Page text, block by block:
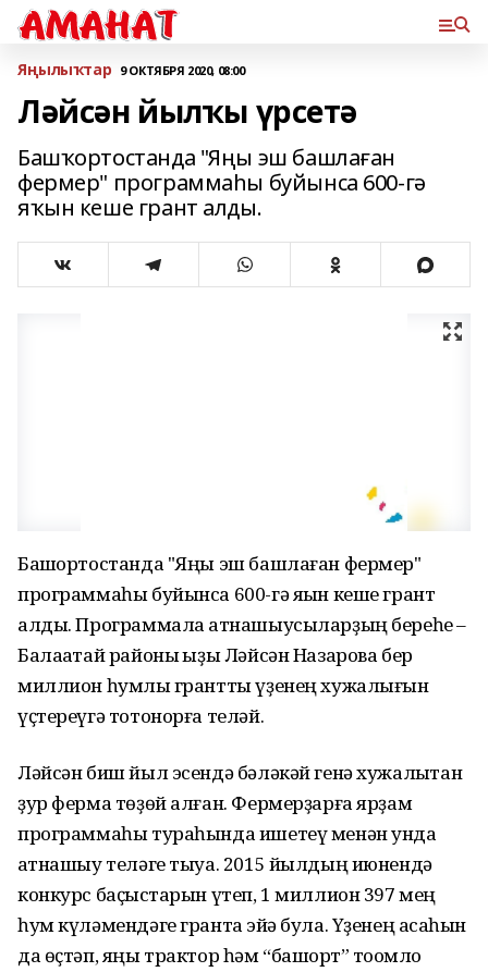
Яңылыҡтар 9 ОКТЯБРЯ 2020, 08:00
Ләйсән йылҡы үрсетә
Башҡортостанда "Яңы эш башлаған
фермер" программаһы буйынса 600-гә
яҡын кеше грант алды.
Башҡортостанда "Яңы эш башлаған фермер"
программаһы буйынса 600-гә яҡын кеше грант
алды. Программала ҡатнашыусыларҙың береһе –
Балаҡатай районы ҡыҙы Ләйсән Назарова бер
миллион һумлыҡ грантты үҙенең хужалығын
үҫтереүгә тотонорға теләй.
Ләйсән биш йыл эсендә бәләкәй генә хужалыҡтан
ҙур ферма төҙөй алған. Фермерҙарға ярҙам
программаһы тураһында ишетеү менән унда
ҡатнашыу теләге тыуа. 2015 йылдың июнендә
конкурс баҫҡыстарын үтеп, 1 миллион 397 мең
һум күләмендәге грантҡа эйә була. Үҙенең аҡсаһын
да өҫтәп, яңы трактор һәм “башҡорт” тоҡомло